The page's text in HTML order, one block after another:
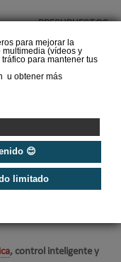
para mejorar la
(vídeos y
para mantener tus
u obtener más
😊
limitado
PRESUPUESTOS
y Smart Home
, control inteligente y